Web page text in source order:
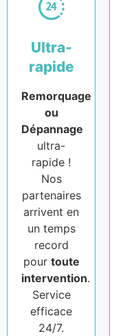
Ultra-
rapide
Remorquage
ou
Dépannage
ultra-
rapide !
Nos
partenaires
arrivent en
un temps
record
pour toute
intervention.
Service
efficace
24/7.